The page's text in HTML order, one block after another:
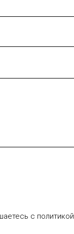
c политикой